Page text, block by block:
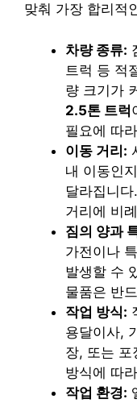
맞춰 가장 합리적
차량 종류:
트럭 등 적
량 크기가
2.5톤 트럭
필요에 따
이동 거리:
내 이동인
달라집니
거리에 비
짐의 양과
가전이나
발생할 수
물품은 반
작업 방식:
용달이사,
장, 또는 포
방식에 따
작업 환경: